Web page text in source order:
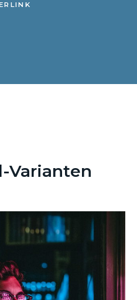
Varianten